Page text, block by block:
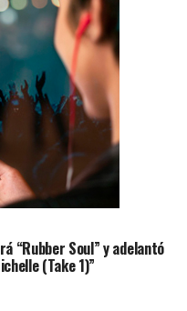
“Rubber Soul” y adelantó
(Take 1)”